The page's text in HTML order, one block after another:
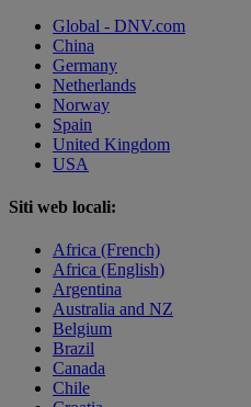
Global - DNV.com
China
Germany
Netherlands
Norway
Spain
United Kingdom
USA
Siti web locali:
Africa (French)
Africa (English)
Argentina
Australia and NZ
Belgium
Brazil
Canada
Chile